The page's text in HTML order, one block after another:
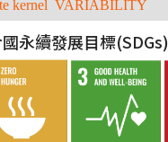
永續發展目標(SDGs)